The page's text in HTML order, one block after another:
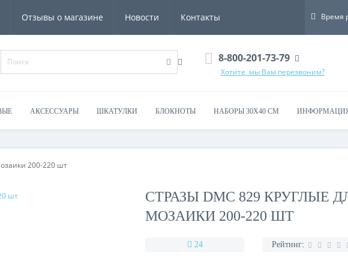
Отзывы о магазине Новости Контакты Время
8-800-201-73-79
Хотите, мы Вам перезвоним?
АКСЕССУАРЫ ШКАТУЛКИ БЛОКНОТЫ НАБОРЫ 30Х40 СМ
200-220 шт
СТРАЗЫ DMC 829 КРУГЛЫЕ
МОЗАИКИ 200-220 ШТ
24 Рейтинг: